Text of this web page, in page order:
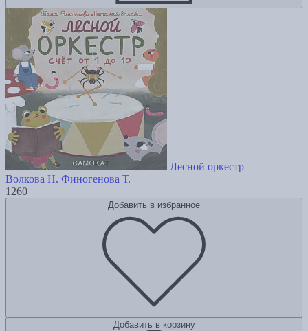
Лесной оркестр
Волкова Н. Финогенова Т.
1260
Добавить в избранное
Добавить в корзину